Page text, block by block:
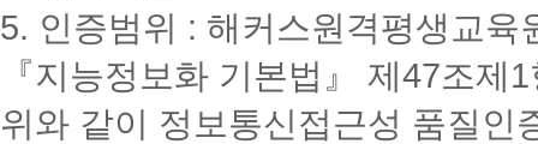
5. 인증범위 : 해커스원격평생교육
『지능정보화 기본법』 제47조
위와 같이 정보통신접근성 품질인